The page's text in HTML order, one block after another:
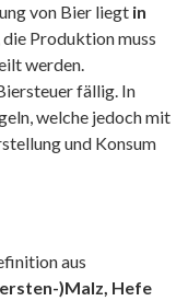
von Bier liegt in
die Produktion muss
werden.
fällig. In
welche jedoch mit
und Konsum
aus
)Malz, Hefe